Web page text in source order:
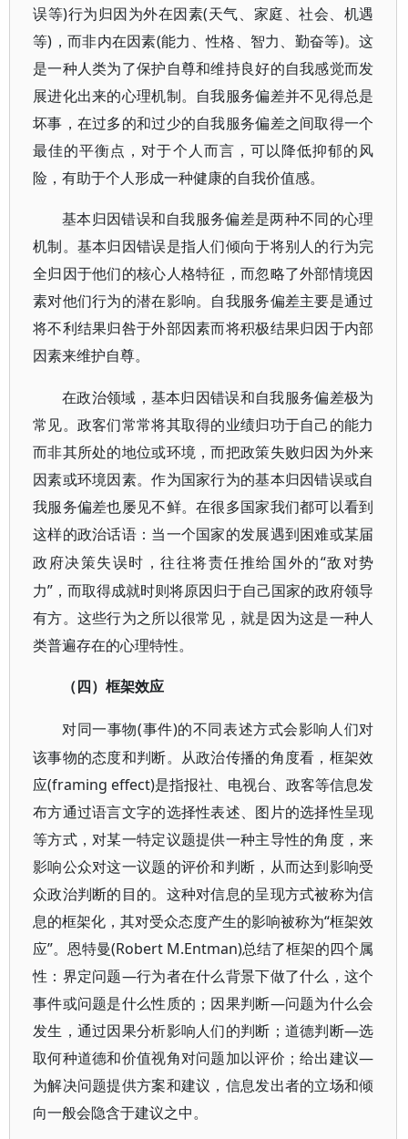
误等)行为归因为外在因素(天气、家庭、社会、机遇
等)，而非内在因素(能力、性格、智力、勤奋等)。这
是一种人类为了保护自尊和维持良好的自我感觉而发
展进化出来的心理机制。自我服务偏差并不见得总是
坏事，在过多的和过少的自我服务偏差之间取得一个
最佳的平衡点，对于个人而言，可以降低抑郁的风
险，有助于个人形成一种健康的自我价值感。
基本归因错误和自我服务偏差是两种不同的心理
机制。基本归因错误是指人们倾向于将别人的行为完
全归因于他们的核心人格特征，而忽略了外部情境因
素对他们行为的潜在影响。自我服务偏差主要是通过
将不利结果归咎于外部因素而将积极结果归因于内部
因素来维护自尊。
在政治领域，基本归因错误和自我服务偏差极为
常见。政客们常常将其取得的业绩归功于自己的能力
而非其所处的地位或环境，而把政策失败归因为外来
因素或环境因素。作为国家行为的基本归因错误或自
我服务偏差也屡见不鲜。在很多国家我们都可以看到
这样的政治话语：当一个国家的发展遇到困难或某届
政府决策失误时，往往将责任推给国外的“敌对势
力”，而取得成就时则将原因归于自己国家的政府领导
有方。这些行为之所以很常见，就是因为这是一种人
类普遍存在的心理特性。
（四）框架效应
对同一事物(事件)的不同表述方式会影响人们对
该事物的态度和判断。从政治传播的角度看，框架效
应(framing effect)是指报社、电视台、政客等信息发
布方通过语言文字的选择性表述、图片的选择性呈现
等方式，对某一特定议题提供一种主导性的角度，来
影响公众对这一议题的评价和判断，从而达到影响受
众政治判断的目的。这种对信息的呈现方式被称为信
息的框架化，其对受众态度产生的影响被称为“框架效
应”。恩特曼(Robert M.Entman)总结了框架的四个属
性：界定问题—行为者在什么背景下做了什么，这个
事件或问题是什么性质的；因果判断—问题为什么会
发生，通过因果分析影响人们的判断；道德判断—选
取何种道德和价值视角对问题加以评价；给出建议—
为解决问题提供方案和建议，信息发出者的立场和倾
向一般会隐含于建议之中。